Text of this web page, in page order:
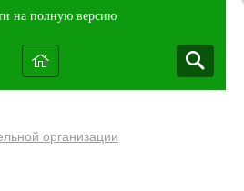
на полную версию
организации